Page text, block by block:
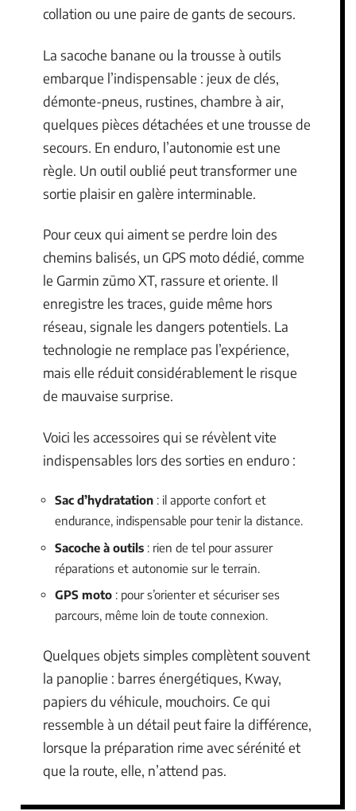
collation ou une paire de gants de secours.
La sacoche banane ou la trousse à outils
embarque l’indispensable : jeux de clés,
démonte-pneus, rustines, chambre à air,
quelques pièces détachées et une trousse de
secours. En enduro, l’autonomie est une
règle. Un outil oublié peut transformer une
sortie plaisir en galère interminable.
Pour ceux qui aiment se perdre loin des
chemins balisés, un GPS moto dédié, comme
le Garmin zūmo XT, rassure et oriente. Il
enregistre les traces, guide même hors
réseau, signale les dangers potentiels. La
technologie ne remplace pas l’expérience,
mais elle réduit considérablement le risque
de mauvaise surprise.
Voici les accessoires qui se révèlent vite
indispensables lors des sorties en enduro :
Sac d’hydratation : il apporte confort et
endurance, indispensable pour tenir la distance.
Sacoche à outils : rien de tel pour assurer
réparations et autonomie sur le terrain.
GPS moto : pour s’orienter et sécuriser ses
parcours, même loin de toute connexion.
Quelques objets simples complètent souvent
la panoplie : barres énergétiques, Kway,
papiers du véhicule, mouchoirs. Ce qui
ressemble à un détail peut faire la différence,
lorsque la préparation rime avec sérénité et
que la route, elle, n’attend pas.